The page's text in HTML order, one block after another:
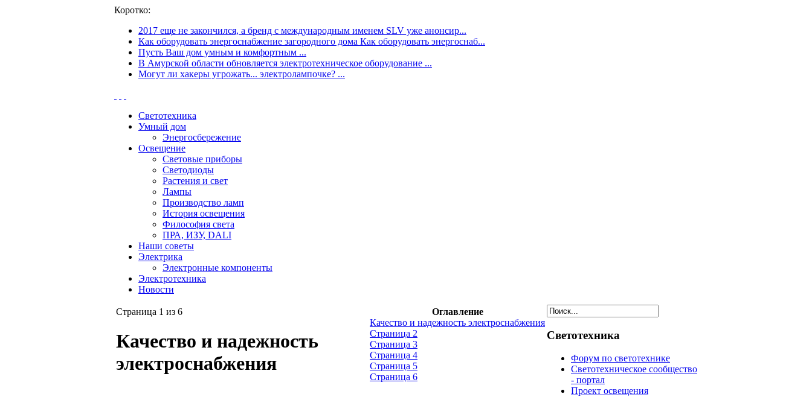
Коротко:
2017 еще не закончился, а бренд с международным именем SLV уже анонсир...
Как оборудовать энергоснабжение загородного дома Как оборудовать энергоснаб...
Пусть Ваш дом умным и комфортным ...
В Амурской области обновляется электротехническое оборудование ...
Могут ли хакеры угрожать... электролампочке? ...
Светотехника
Умный дом
Энергосбережение
Освещение
Световые приборы
Светодиоды
Растения и свет
Лампы
Производство ламп
История освещения
Философия света
ПРА, ИЗУ, DALI
Наши советы
Электрика
Электронные компоненты
Электротехника
Новости
Оглавление
Качество и надежность электроснабжения
Страница 2
Страница 3
Страница 4
Страница 5
Страница 6
Страница 1 из 6
Качество и надежность
электроснабжения
Светотехника
Форум по светотехнике
Светотехническое сообщество
- портал
Проект освещения